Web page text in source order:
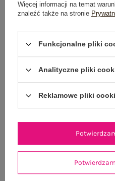
100 dni na zwrot
GŁÓWNE PARAMETRY
OPINIE O PRODUKCIE (120)
WYSYŁKA I DOSTAWA
ZWROTY I REKLAMACJE
Więcej informacji na temat
znaleźć także na stronie
Funkcjonalne pliki
Analityczne pliki
Reklamowe pliki